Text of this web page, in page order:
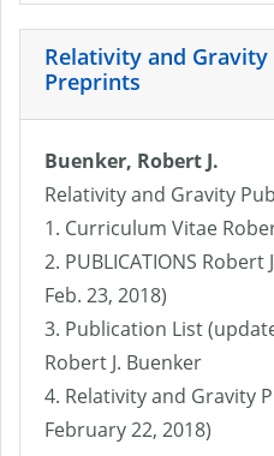
Relativity and
Preprints
Buenker, Robert J.
Relativity and Gravity
1. Curriculum Vitae
2. PUBLICATIONS
Feb. 23, 2018)
3. Publication List
Robert J. Buenker
4. Relativity and Gravity
February 22, 2018)